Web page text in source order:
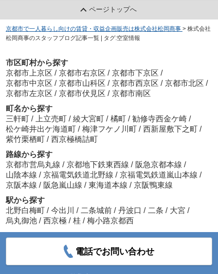
ページトップへ
京都市で一人暮らし向けの賃貸・収益企画販売は株式会社松岡商事 > 株式会社
松岡商事のスタッフブログ記事一覧 | タグ:空室情報
市区町村から探す
京都市上京区 / 京都市右京区 / 京都市下京区 /
京都市中京区 / 京都市山科区 / 京都市西京区 / 京都市北区 /
京都市左京区 / 京都市伏見区 / 京都市南区
町名から探す
三軒町 / 上立売町 / 綾大宮町 / 橘町 / 勧修寺西金ケ崎 /
松ケ崎井出ケ海道町 / 梅津フケノ川町 / 西新屋敷下之町 /
紫竹栗栖町 / 西京極橋詰町
路線から探す
京都市営烏丸線 / 京都地下鉄東西線 / 阪急京都本線 /
山陰本線 / 京福電気鉄道北野線 / 京福電気鉄道嵐山本線 /
京阪本線 / 阪急嵐山線 / 東海道本線 / 京阪鴨東線
駅から探す
北野白梅町
/ 今出川 / 二条城前 / 丹波口 / 二条 / 大宮 /
烏丸御池 / 西京極 / 桂 / 梅小路京都西
電話でお問い合わせ